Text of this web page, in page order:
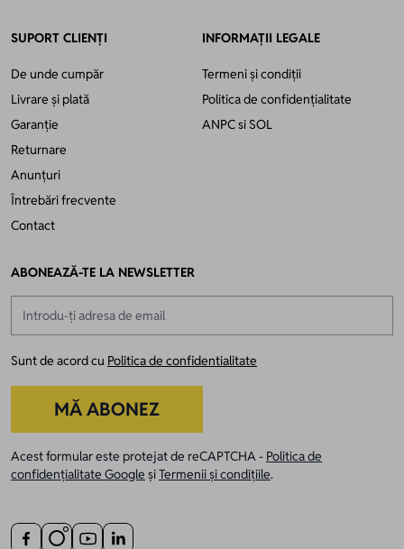
SUPORT CLIENȚI
De unde cumpăr
Livrare și plată
Garanție
Returnare
Anunțuri
Întrebări frecvente
Contact
INFORMAȚII LEGALE
Termeni și condiții
Politica de confidențialitate
ANPCsi SOL
ABONEAZĂ-TE LA NEWSLETTER
Sunt de acord cu Politica de confidentialitate
MĂ ABONEZ
Acest formular este protejat de reCAPTCHA - Politica de
confidențialitate Google șiTermenii și condițiile.